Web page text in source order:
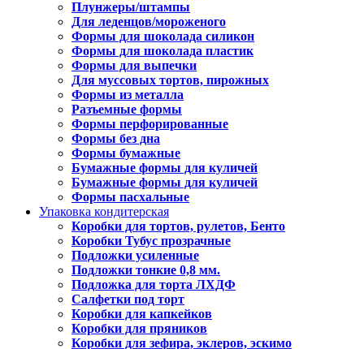
Плунжеры/штампы
Для леденцов/мороженого
Формы для шоколада силикон
Формы для шоколада пластик
Формы для выпечки
Для муссовых тортов, пирожных
Формы из металла
Разъемные формы
Формы перфорированные
Формы без дна
Формы бумажные
Бумажные формы для куличей
Бумажные формы для куличей
Формы пасхальные
Упаковка кондитерская
Коробки для тортов, рулетов, Бенто
Коробки Тубус прозрачные
Подложки усиленные
Подложки тонкие 0,8 мм.
Подложка для торта ЛХДФ
Салфетки под торт
Коробки для капкейков
Коробки для пряников
Коробки для зефира, эклеров, эскимо